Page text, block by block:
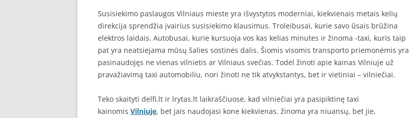
Susisiekimo paslaugos Vilniaus mieste yra išvystytos moderniai, kiekvienais metais kelių
direkcija sprendžia įvairius susisiekimo klausimus. Troleibusai, kurie savo ūsais brūžina
elektros laidais. Autobusai, kurie kursuoja vos kas kelias minutes ir žinoma -taxi, kuris taip
pat yra neatsiejama mūsų šalies sostinės dalis. Šiomis visomis transporto priemonėmis yra
pasinaudojęs ne vienas vilnietis ar Vilniaus svečias. Todėl žinoti apie kainas Vilniuje už
pravažiavimą taxi automobiliu, nori žinoti ne tik atvykstantys, bet ir vietiniai – vilniečiai.
Teko skaityti delfi.lt ir lrytas.lt laikraščiuose, kad vilniečiai yra pasipiktinę taxi
kainomis Vilniuje, bet jais naudojasi kone kiekvienas. žinoma yra niuansų, bet jie,